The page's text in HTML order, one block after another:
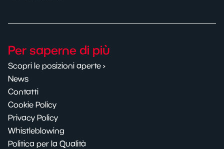
Per saperne di più
Scopri le posizioni aperte ›
News
Contatti
Cookie Policy
Privacy Policy
Whistleblowing
Politica per la Qualità